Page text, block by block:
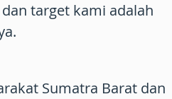
target kami adalah
Sumatra Barat dan